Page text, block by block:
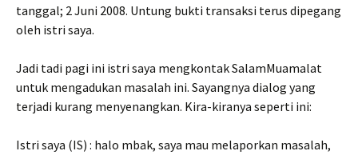
tanggal; 2 Juni 2008. Untung bukti transaksi terus dipegang
oleh istri saya.
Jadi tadi pagi ini istri saya mengkontak SalamMuamalat
untuk mengadukan masalah ini. Sayangnya dialog yang
terjadi kurang menyenangkan. Kira-kiranya seperti ini:
Istri saya (IS) : halo mbak, saya mau melaporkan masalah,